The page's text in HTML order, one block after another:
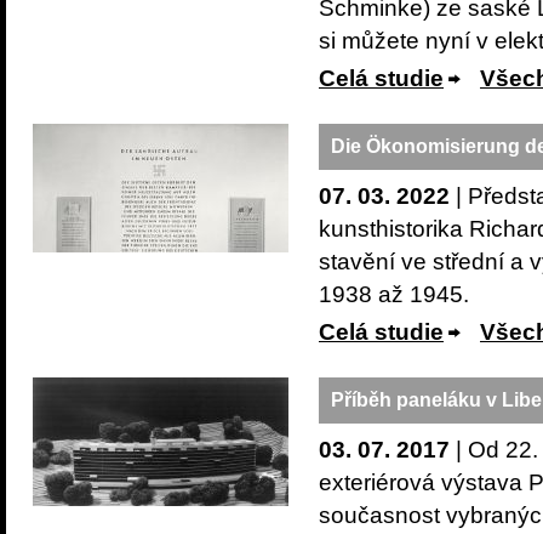
Schminke) ze saské
si můžete nyní v
Celá studie
Die Ökonomisierung
07. 03. 2022 |
kunsthistorika
stavění ve střední a
1938 až 1945.
Celá studie
Příběh paneláku v
03. 07. 2017 | Od
exteriérová výstava
současnost